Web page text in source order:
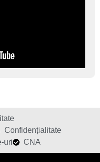
Confidențialitate
uri
CNA